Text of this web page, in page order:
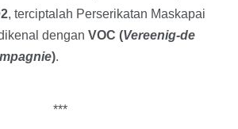
, terciptalah Perserikatan Maskapai
dengan VOC (Vereenig-de
).
***